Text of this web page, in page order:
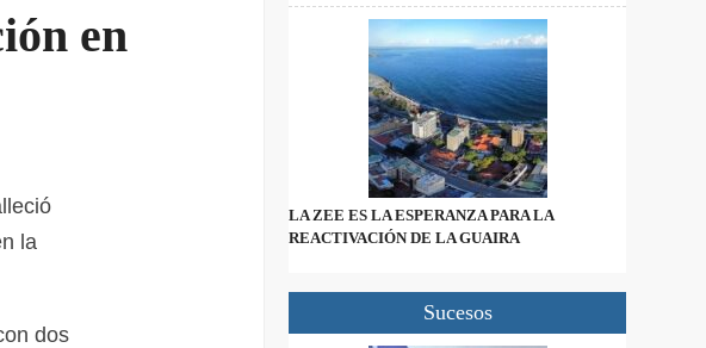
en
la
dos
LA ZEE ES LA ESPERANZA PARA LA
REACTIVACIÓN DE LA GUAIRA
Sucesos